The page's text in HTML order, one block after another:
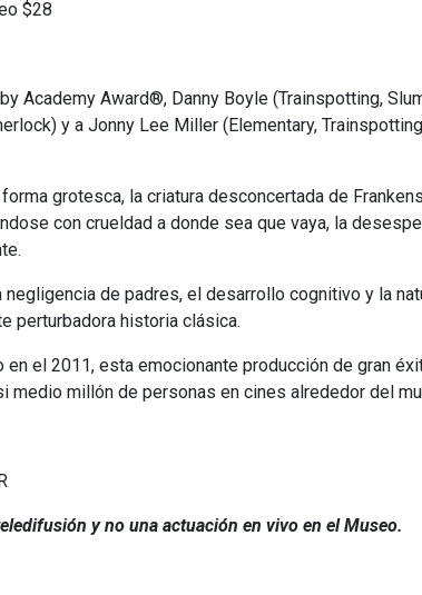
$28
Academy Award®, Danny Boyle (Trainspotting,
y a Jonny Lee Miller (Elementary,
grotesca, la criatura desconcertada de
con crueldad a donde sea que vaya, la
de padres, el desarrollo cognitivo y la
perturbadora historia clásica.
en el 2011, esta emocionante producción de gran
medio millón de personas en cines alrededor del
y no una actuación en vivo en el Museo.